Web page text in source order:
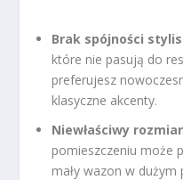
Brak spójności
które nie pasują do
preferujesz
klasyczne akcenty.
Niewłaściwy rozmiar
pomieszczeniu może
mały wazon w